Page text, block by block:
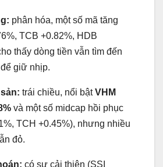
phân hóa, một số mã tăng
TCB +0.82%, HDB
thấy dòng tiền vẫn tìm đến
giữ nhịp.
trái chiều, nổi bậtVHM
và một số midcap hồi phục
TCH +0.45%), nhưng nhiều
đỏ.
có sự cải thiện (SSI